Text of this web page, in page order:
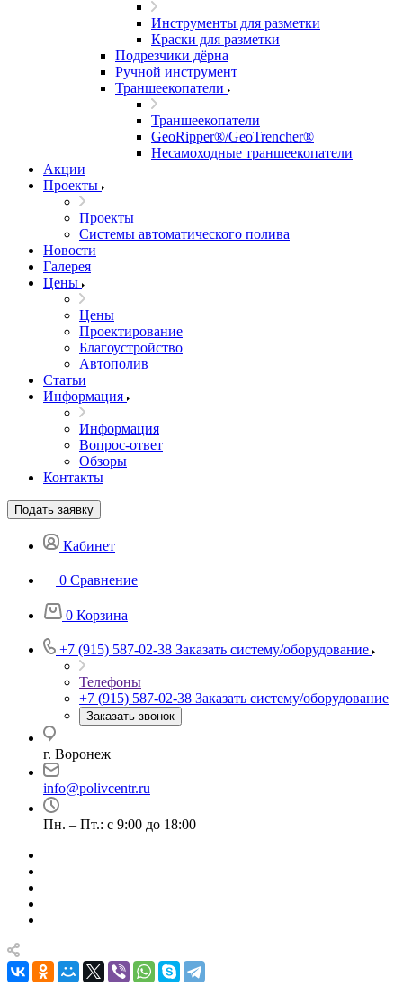
Инструменты для разметки
Краски для разметки
Подрезчики дёрна
Ручной инструмент
Траншеекопатели
Траншеекопатели
GeoRipper®/GeoTrencher®
Несамоходные траншеекопатели
Акции
Проекты
Проекты
Системы автоматического полива
Новости
Галерея
Цены
Цены
Проектирование
Благоустройство
Автополив
Статьи
Информация
Информация
Вопрос-ответ
Обзоры
Контакты
Подать заявку
Кабинет
0 Сравнение
0 Корзина
+7 (915) 587-02-38 Заказать систему/оборудование
Телефоны
+7 (915) 587-02-38 Заказать систему/оборудование
Заказать звонок
г. Воронеж
info@polivcentr.ru
Пн. – Пт.: с 9:00 до 18:00